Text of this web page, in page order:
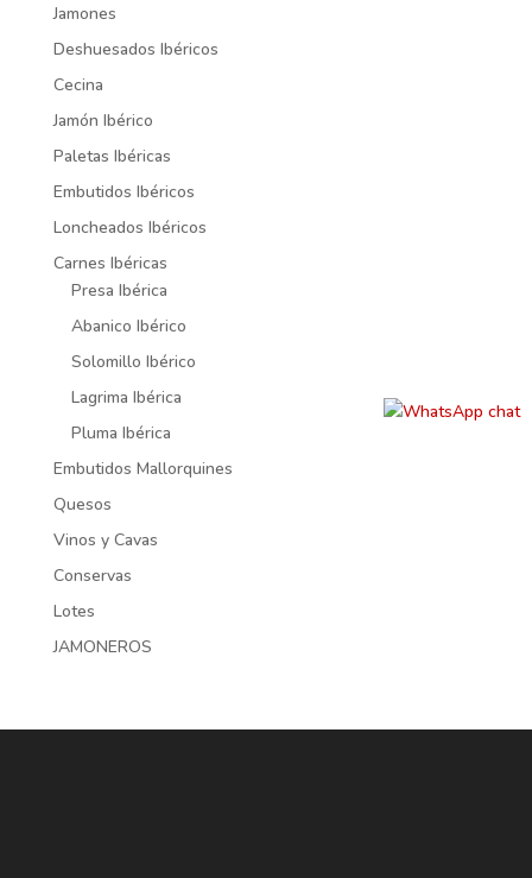
Jamones
Deshuesados Ibéricos
Cecina
Jamón Ibérico
Paletas Ibéricas
Embutidos Ibéricos
Loncheados Ibéricos
Carnes Ibéricas
Presa Ibérica
Abanico Ibérico
Solomillo Ibérico
Lagrima Ibérica
Pluma Ibérica
Embutidos Mallorquines
Quesos
Vinos y Cavas
Conservas
Lotes
JAMONEROS